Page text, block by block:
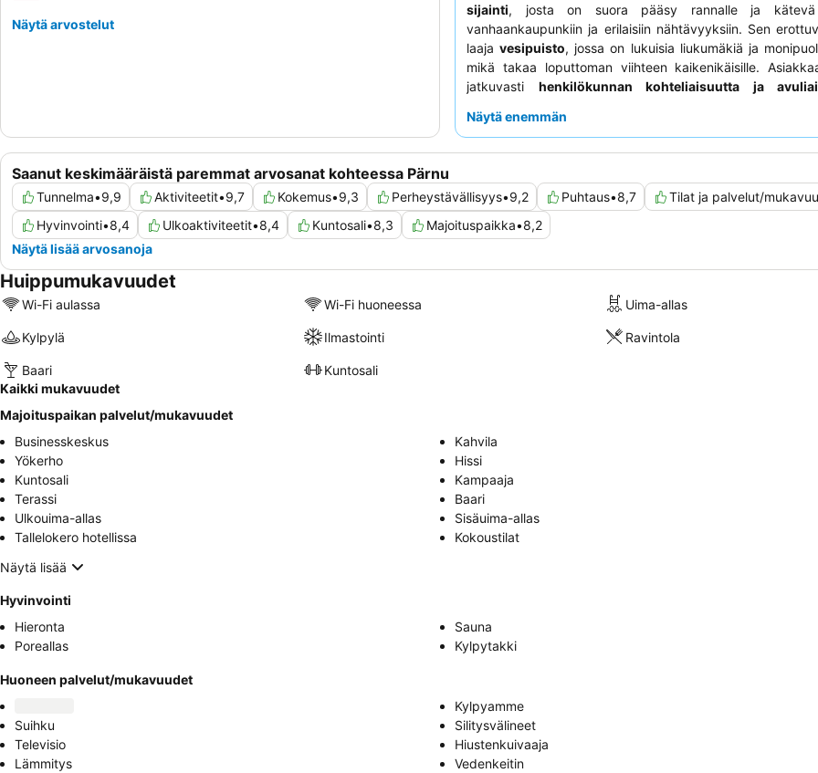
sijainti, josta on suora pääsy rannalle ja kätevä
vanhaankaupunkiin ja erilaisiin nähtävyyksiin. Sen
laajavesipuisto, jossa on lukuisia liukumäkiä ja
mikä takaa loputtoman viihteen kaikenikäisille.
jatkuvasti henkilökunnan kohteliaisuutta ja
lämpimiä ja kylmiä vaihtoehtoja sekä jopa
merinäköaloista.
Näytä enemmän
Saanut keskimääräistä paremmat arvosanat kohteessa Pärnu
Tunnelma•9,9 Aktiviteetit•9,7 Kokemus•9,3 Perheystävällisyys•9,2 Puhtaus•8,7 Tilat ja palvelut/
Hyvinvointi•8,4 Ulkoaktiviteetit•8,4 Kuntosali•8,3 Majoituspaikka•8,2
Näytä lisää arvosanoja
Näytä arvostelut
Huippumukavuudet
Wi-Fi aulassa Wi-Fi huoneessa Uima-allas
Kylpylä Ilmastointi Ravintola
Baari
Kuntosali
Kaikki mukavuudet
Majoituspaikan palvelut/mukavuudet
Businesskeskus
Kahvila
Yökerho
Hissi
Kuntosali
Kampaaja
Terassi
Baari
Ulkouima-allas
Sisäuima-allas
Tallelokero hotellissa
Kokoustilat
Näytä lisää
Hyvinvointi
Hieronta
Sauna
Poreallas
Kylpytakki
Huoneen palvelut/mukavuudet
Kylpyamme
Suihku
Silitysvälineet
Televisio
Hiustenkuivaaja
Lämmitys
Vedenkeitin